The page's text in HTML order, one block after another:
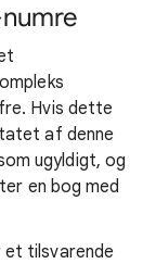
Hvis dette
af denne
ugyldigt, og
en bog med
tilsvarende